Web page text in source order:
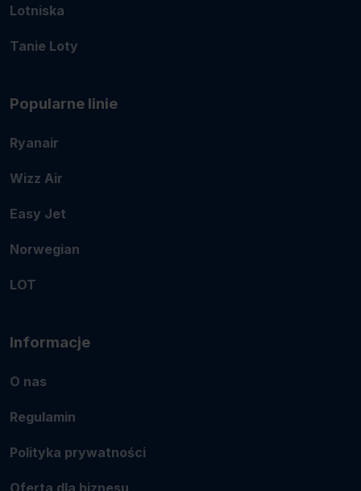
Lotniska
Tanie Loty
Popularne linie
Ryanair
Wizz Air
Easy Jet
Norwegian
LOT
Informacje
O nas
Regulamin
Polityka prywatności
Oferta dla biznesu